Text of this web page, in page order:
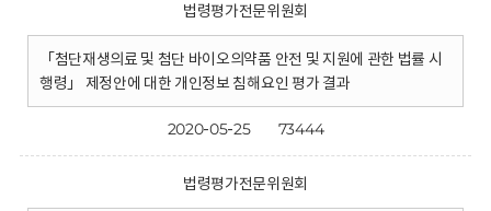
법령평가전문위원회
「첨단재생의료 및 첨단 바이오의약품 안전 및 지원에 관한 법률 시
행령」 제정안에 대한 개인정보 침해요인 평가 결과
2020-05-25 73444
법령평가전문위원회